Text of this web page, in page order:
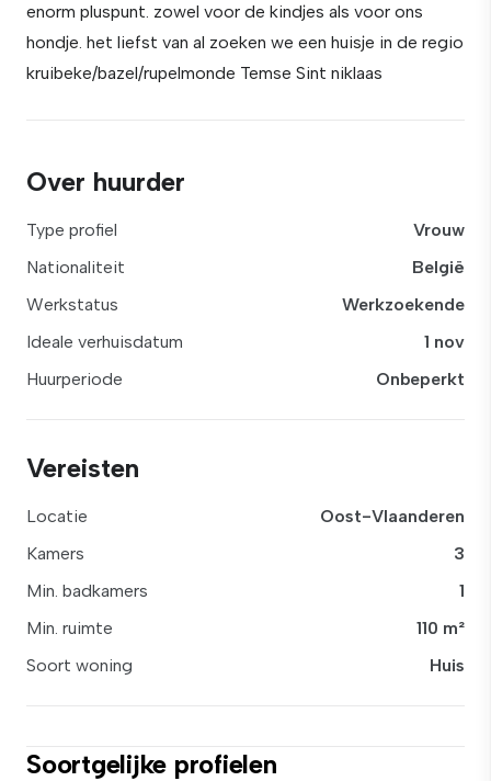
enorm pluspunt. zowel voor de kindjes als voor ons
hondje. het liefst van al zoeken we een huisje in de regio
kruibeke/bazel/rupelmonde Temse Sint niklaas
Over huurder
Type profiel
Vrouw
Nationaliteit
België
Werkstatus
Werkzoekende
Ideale verhuisdatum
1 nov
Huurperiode
Onbeperkt
Vereisten
Locatie
Oost-Vlaanderen
Kamers
3
Min. badkamers
1
Min. ruimte
110 m²
Soort woning
Huis
Soortgelijke profielen